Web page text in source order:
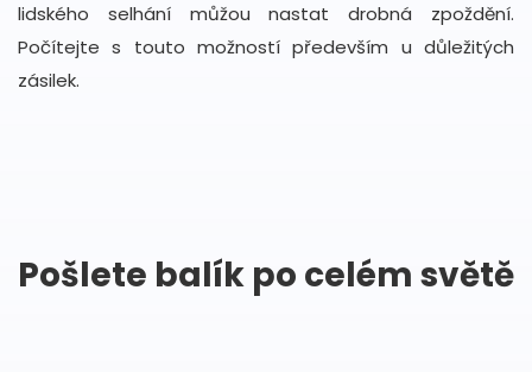
lidského selhání můžou nastat drobná zpoždění.
Počítejte s touto možností především u důležitých
zásilek.
Pošlete balík po celém světě